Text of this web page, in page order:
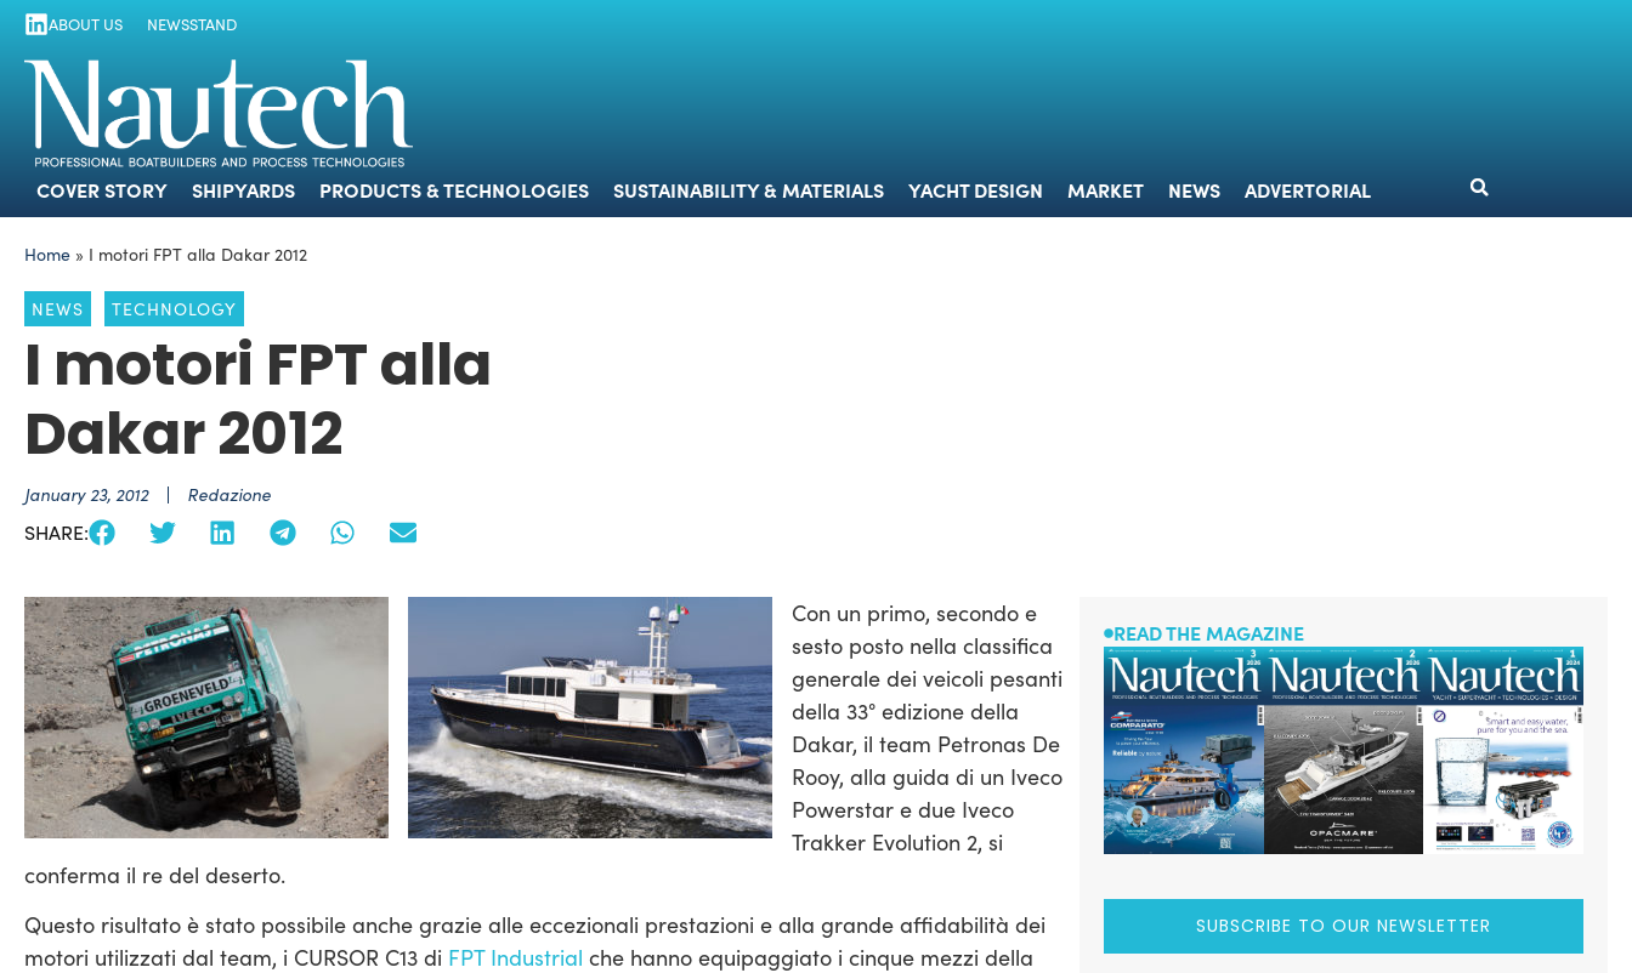
COVER STORY
ABOUT US NEWSSTAND
COVER STORY SHIPYARDS PRODUCTS & TECHNOLOGIES SUSTAINABILITY & MATERIALS YACHT DESIGN MARKET NEWS ADVERTORIAL
Home » I motori FPT alla Dakar 2012
NEWS TECHNOLOGY
I motori FPT alla
Dakar 2012
January 23, 2012 Redazione
SHARE:
Con un primo, secondo e
sesto posto nella classifica
generale dei veicoli pesanti
della 33° edizione della
Dakar, il team Petronas De
Rooy, alla guida di un Iveco
Powerstar e due Iveco
Trakker Evolution 2, si
conferma il re del deserto.
Questo risultato è stato possibile anche grazie alle eccezionali prestazioni e alla grande affidabilità dei
motori utilizzati dal team, i CURSOR C13 di FPT Industrial che hanno equipaggiato i cinque mezzi della
READ THE MAGAZINE
SUBSCRIBE TO OUR NEWSLETTER